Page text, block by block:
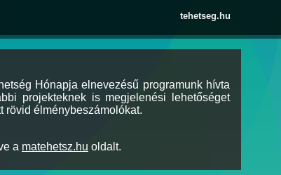
tehetseg.hu
Hónapja elnevezésű programunk hívta
projekteknek is megjelenési lehetőséget
rövid élménybeszámolókat.
a matehetsz.hu oldalt.